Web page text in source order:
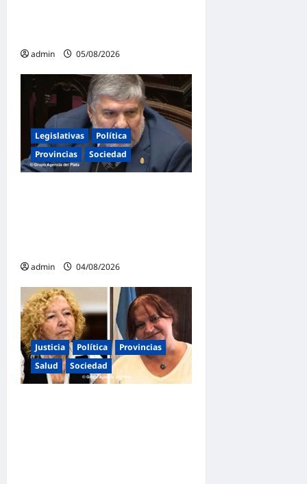
admin 05/08/2026
Legislativas
Política
Provincias
Sociedad
admin 04/08/2026
Justicia Política
Provincias
Salud
Sociedad